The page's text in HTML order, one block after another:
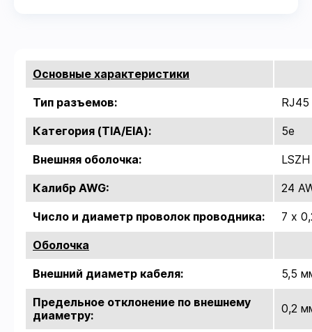
Основные характеристики
Тип разъемов:
Категория (TIA/EIA): 5e
Внешняя оболочка: LSZH
Калибр AWG: 24
Число и диаметр проволок проводника: 7 х
Оболочка
Внешний диаметр кабеля: 5,5
Предельное отклонение по внешнему
диаметру:
0,2